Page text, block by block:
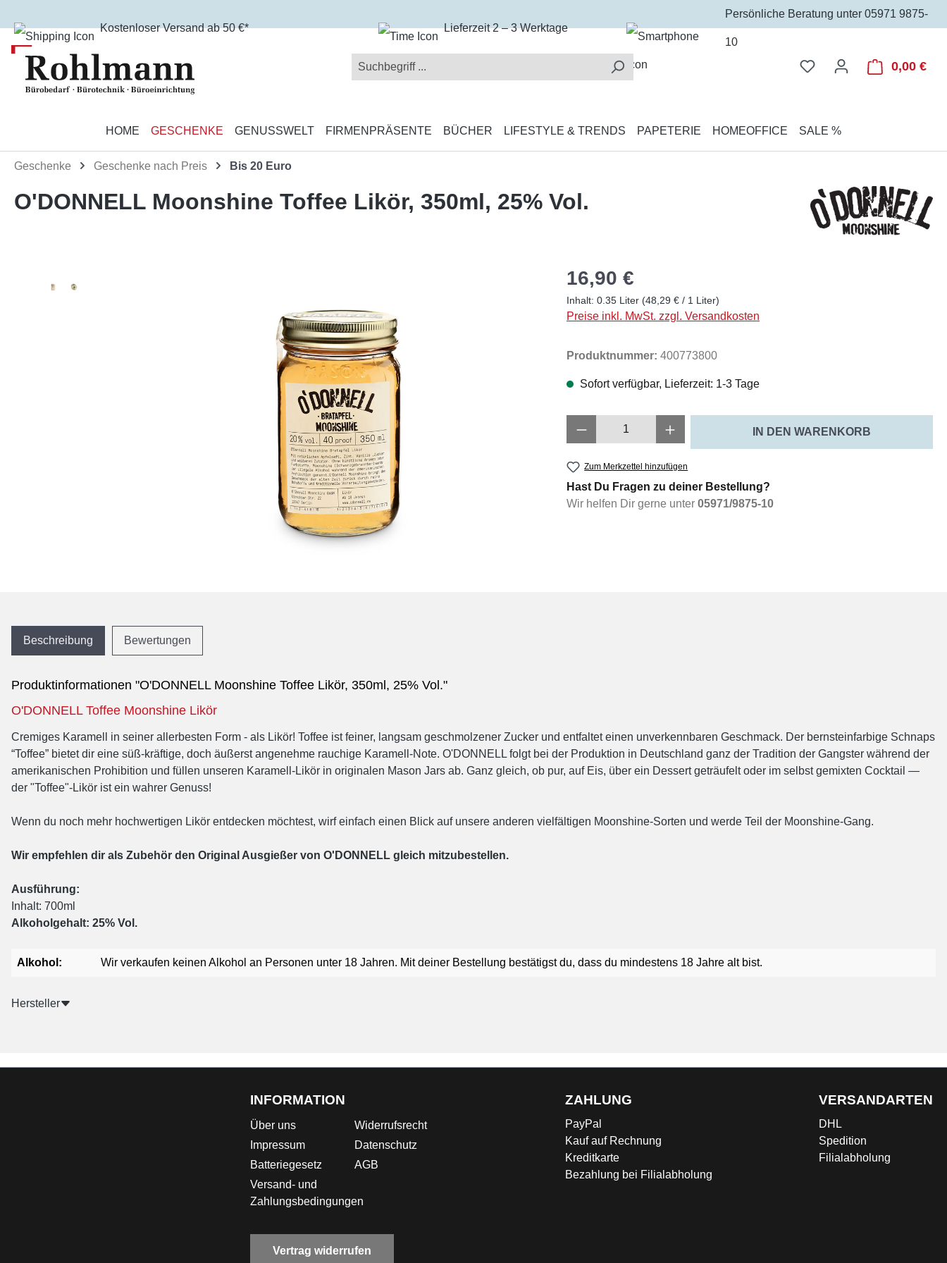
Kostenloser Versand ab 50 €*
Lieferzeit 2 – 3 Werktage
Persönliche Beratung unter 05971 9875-
10
Du hast 0 Produkte auf
0,00 €
HOME GESCHENKE GENUSSWELT FIRMENPRÄSENTE BÜCHER LIFESTYLE & TRENDS PAPETERIE HOMEOFFICE SALE %
Geschenke Geschenke nach Preis Bis 20 Euro
O'DONNELL Moonshine Toffee Likör, 350ml, 25% Vol.
16,90 €
Inhalt: 0.35 Liter (48,29 € / 1 Liter)
Preise inkl. MwSt. zzgl. Versandkosten
Produktnummer: 400773800
Sofort verfügbar, Lieferzeit: 1-3 Tage
Produkt Anzahl: Gib den gewünschten Wert ein
IN DEN WARENKORB
Zum Merkzettel hinzufügen
Hast Du Fragen zu deiner Bestellung?
Wir helfen Dir gerne unter 05971/9875-10
Beschreibung Bewertungen
Produktinformationen "O'DONNELL Moonshine Toffee Likör, 350ml, 25% Vol."
O'DONNELL Toffee Moonshine Likör
Cremiges Karamell in seiner allerbesten Form - als Likör! Toffee ist feiner, langsam geschmolzener Zucker und entfaltet einen unverkennbaren Geschmack. Der bernsteinfarbige Schnaps
“Toffee” bietet dir eine süß-kräftige, doch äußerst angenehme rauchige Karamell-Note. O'DONNELL folgt bei der Produktion in Deutschland ganz der Tradition der Gangster während der
amerikanischen Prohibition und füllen unseren Karamell-Likör in originalen Mason Jars ab. Ganz gleich, ob pur, auf Eis, über ein Dessert geträufelt oder im selbst gemixten Cocktail —
der "Toffee"-Likör ist ein wahrer Genuss!
Wenn du noch mehr hochwertigen Likör entdecken möchtest, wirf einfach einen Blick auf unsere anderen vielfältigen Moonshine-Sorten und werde Teil der Moonshine-Gang.
Wir empfehlen dir als Zubehör den Original Ausgießer von O'DONNELL gleich mitzubestellen.
Ausführung:
Inhalt: 700ml
Alkoholgehalt: 25% Vol.
Alkohol: Wir verkaufen keinen Alkohol an Personen unter 18 Jahren. Mit deiner Bestellung bestätigst du, dass du mindestens 18 Jahre alt bist.
Hersteller
INFORMATION
Über uns
Widerrufsrecht
Impressum
Datenschutz
Batteriegesetz
AGB
Versand- und
Zahlungsbedingungen
Vertrag widerrufen
ZAHLUNG
PayPal
Kauf auf Rechnung
Kreditkarte
Bezahlung bei Filialabholung
VERSANDARTEN
DHL
Spedition
Filialabholung